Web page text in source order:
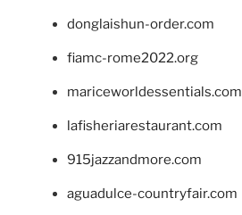
donglaishun-order.com
fiamc-rome2022.org
mariceworldessentials.com
lafisheriarestaurant.com
915jazzandmore.com
aguadulce-countryfair.com